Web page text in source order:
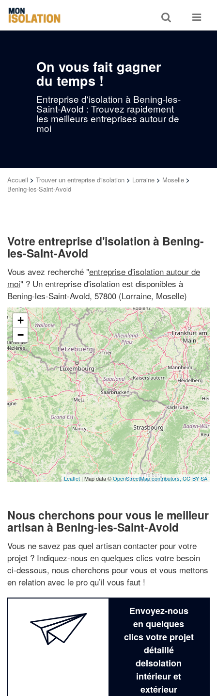
Toggle
search
Toggle
On vous fait gagner
du temps !
Entreprise d'isolation à Bening-les-
Saint-Avold : Trouvez rapidement
les meilleurs entreprises autour de
moi
Accueil > Trouver un entreprise d'isolation > Lorraine > Moselle >
Bening-les-Saint-Avold
Votre entreprise d'isolation à Bening-
les-Saint-Avold
Vous avez recherché "entreprise d'isolation autour de
moi" ? Un entreprise d'isolation est disponibles à
Bening-les-Saint-Avold, 57800 (Lorraine, Moselle)
+
−
Leaflet | Map data ©OpenStreetMap contributors, CC-BY-SA
Nous cherchons pour vous le meilleur
artisan à Bening-les-Saint-Avold
Vous ne savez pas quel artisan contacter pour votre
projet ? Indiquez-nous en quelques clics votre besoin
ci-dessous, nous cherchons pour vous et vous mettons
en relation avec le pro qu’il vous faut !
Envoyez-nous
en quelques
clics votre projet
détaillé
deIsolation
intérieur et
extérieur